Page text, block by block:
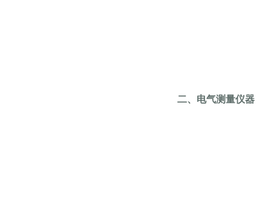
二、电气测量仪器